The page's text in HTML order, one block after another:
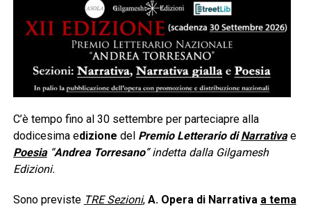
C’è tempo fino al 30 settembre per parteciapre alla
dodicesima edizione del Premio Letterario diNarrativae
Poesia “Andrea Torresano” indetta dalla Gilgamesh
Edizioni.
Sono previste TRE Sezioni, A. Opera di Narrativa a tema